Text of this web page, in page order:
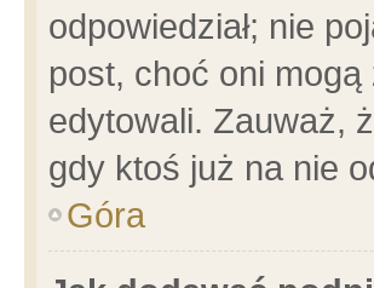
odpowiedział; nie
post, choć oni
edytowali. Zauważ,
gdy ktoś już na nie
Góra